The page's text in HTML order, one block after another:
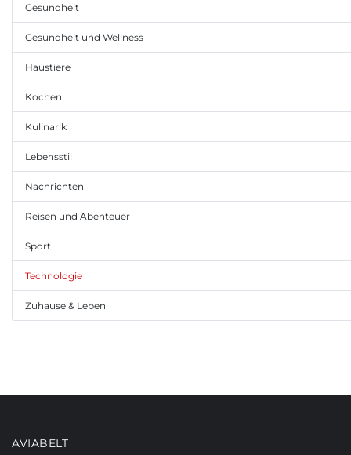
Gesundheit
Gesundheit und Wellness
Haustiere
Kochen
Kulinarik
Lebensstil
Nachrichten
Reisen und Abenteuer
Sport
Technologie
Zuhause & Leben
AVIABELT